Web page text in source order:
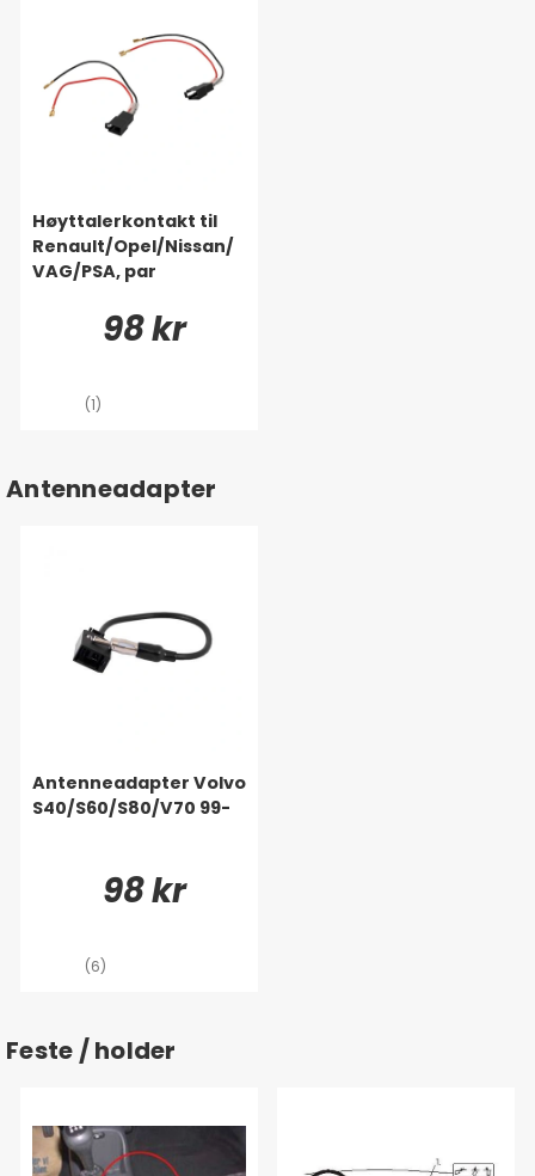
Høyttalerkontakt til
Renault/Opel/Nissan/
VAG/PSA, par
98 kr
(1)
Antenneadapter
Antenneadapter Volvo
S40/S60/S80/V70 99-
98 kr
(6)
Feste / holder